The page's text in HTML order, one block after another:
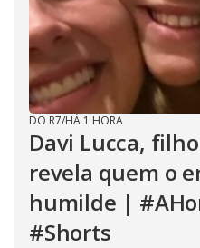
DO R7/HÁ 1 HORA
Davi Lucca,
revela quem o
humilde |
#Shorts